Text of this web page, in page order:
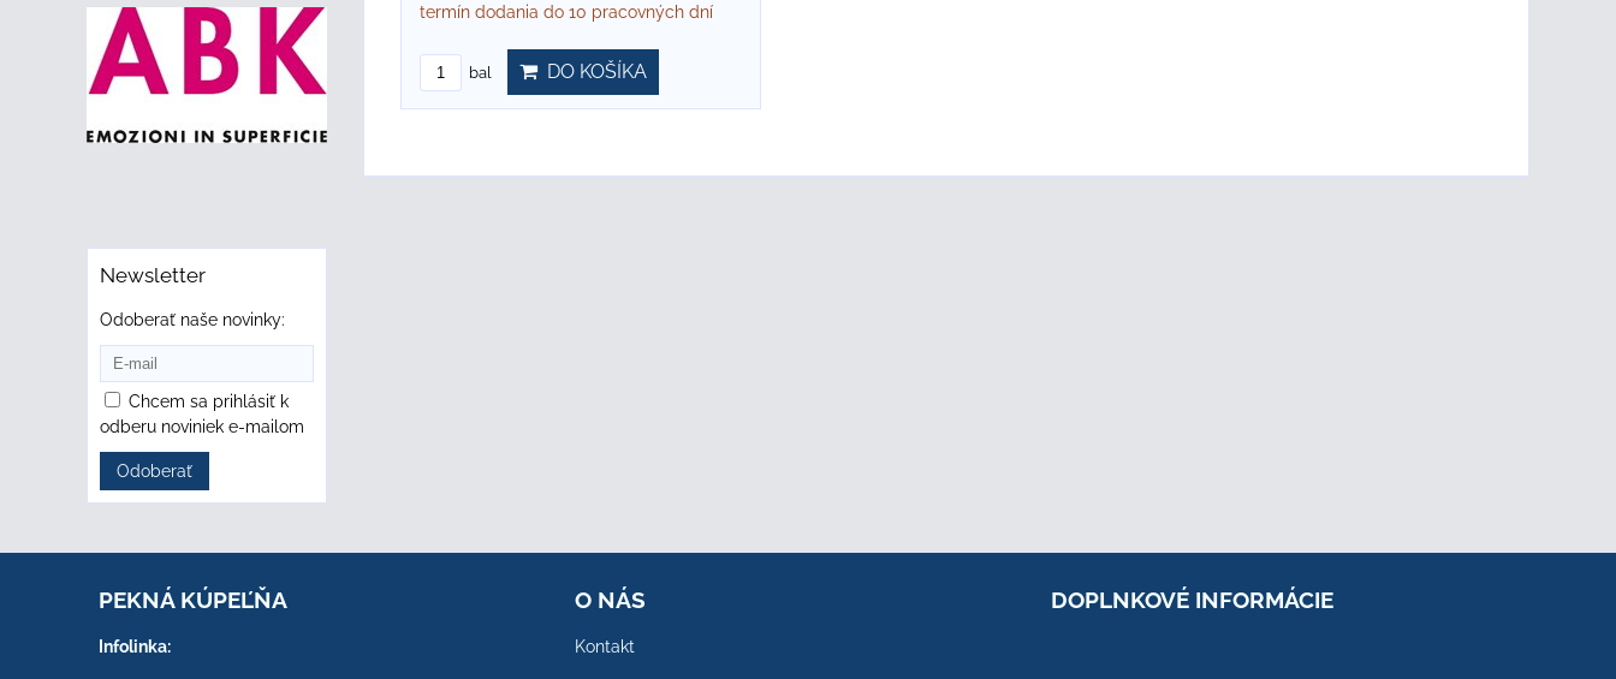
termín dodania do 10 pracovných dní
bal DO KOŠÍKA
Newsletter
Odoberať naše novinky:
Chcem sa prihlásiť k
odberu noviniek e-mailom
Odoberať
PEKNÁ KÚPEĽŇA
Infolinka:
O NÁS
Kontakt
DOPLNKOVÉ INFORMÁCIE